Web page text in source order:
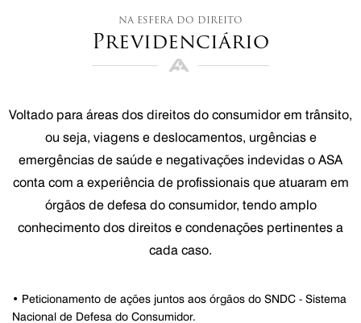
na esfera do direito
Previdenciário
Voltado para áreas dos direitos do consumidor em trânsito,
ou seja, viagens e deslocamentos, urgências e
emergências de saúde e negativações indevidas o ASA
conta com a experiência de profissionais que atuaram em
órgãos de defesa do consumidor, tendo amplo
conhecimento dos direitos e condenações pertinentes a
cada caso.
• Peticionamento de ações juntos aos órgãos do SNDC - Sistema
Nacional de Defesa do Consumidor.